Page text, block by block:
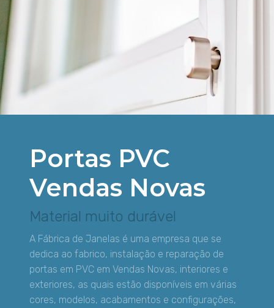
Portas PVC
Vendas Novas
Material muito durável
A Fábrica de Janelas é uma empresa que se
dedica ao fabrico, instalação e reparação de
portas em PVC em Vendas Novas, interiores e
exteriores, as quais estão disponíveis em várias
cores, modelos, acabamentos e configurações,